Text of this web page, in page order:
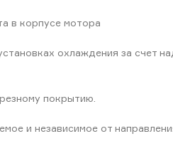
в корпусе мотора
охлаждения за счет
покрытию.
и независимое от